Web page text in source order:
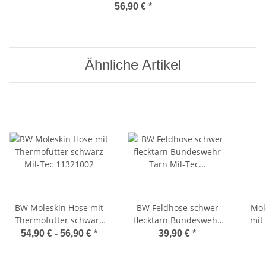
56,90 € *
Ähnliche Artikel
BW Moleskin Hose mit
Thermofutter schwarz
Mil-Tec 11321002
54,90 € - 56,90 € *
BW Feldhose schwer
flecktarn Bundeswehr
Tarn Mil-Tec 11602021
39,90 € *
mit